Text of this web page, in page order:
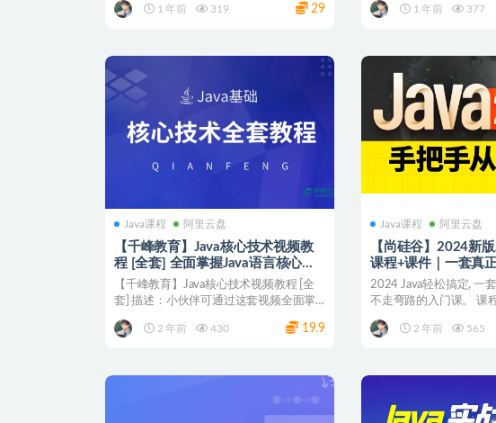
1 年前 319 29
1 年前
377
Java课程 阿里云盘
【千峰教育】Java核心技术视频教
程 [全套] 全面掌握Java语言核心技
术
【千峰教育】Java核心技术视频教程 [全
套] 描述：小伙伴可通过这套视频全面掌
2 年前
430 19.9
Java课程 阿里云盘
【尚硅谷】2024新
课程+课件｜一套真
走弯路的入门课
2024 Java轻松搞定, 一
不走弯路的入门课。 课
2 年前
565